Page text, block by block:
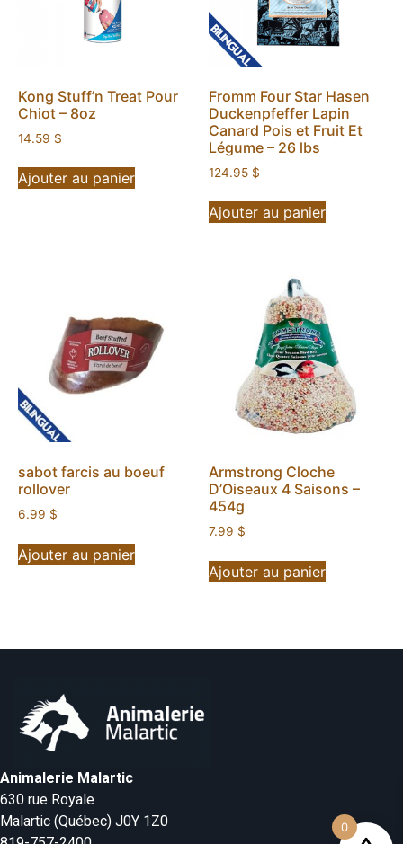
Kong Stuff’n Treat Pour
Chiot – 8oz
14.59 $
Ajouter au panier
Fromm Four Star Hasen
Duckenpfeffer Lapin
Canard Pois et Fruit Et
Légume – 26 lbs
124.95 $
Ajouter au panier
sabot farcis au boeuf
rollover
6.99 $
Ajouter au panier
Armstrong Cloche
D’Oiseaux 4 Saisons –
454g
7.99 $
Ajouter au panier
Animalerie Malartic
630 rue Royale
Malartic (Québec) J0Y 1Z0
0